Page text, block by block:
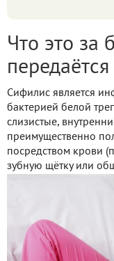
Что это за
передаётся
Сифилис является
бактерией белой
слизистые,
преимущественно
посредством крови
зубную щётку или